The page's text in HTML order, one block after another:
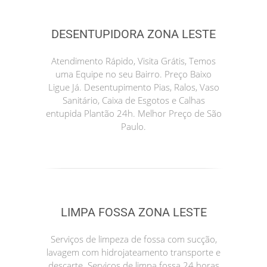
DESENTUPIDORA ZONA LESTE
Atendimento Rápido, Visita Grátis, Temos
uma Equipe no seu Bairro. Preço Baixo
Ligue Já. Desentupimento Pias, Ralos, Vaso
Sanitário, Caixa de Esgotos e Calhas
entupida Plantão 24h. Melhor Preço de São
Paulo.
LIMPA FOSSA ZONA LESTE
Serviços de limpeza de fossa com sucção,
lavagem com hidrojateamento transporte e